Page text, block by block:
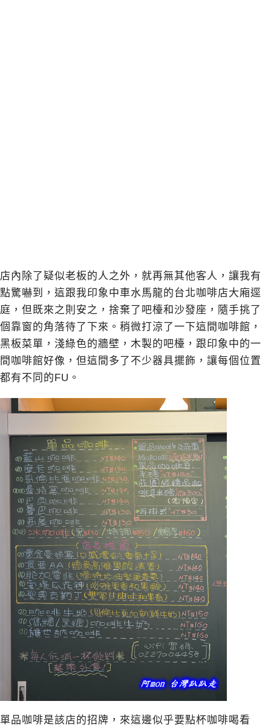
店內除了疑似老板的人之外，就再無其他客人，讓我有
點驚嚇到，這跟我印象中車水馬龍的台北咖啡店大廂逕
庭，但既來之則安之，捨棄了吧檯和沙發座，隨手挑了
個靠窗的角落待了下來。稍微打涼了一下這間咖啡館，
黑板菜單，淺綠色的牆壁，木製的吧檯，跟印象中的一
間咖啡館好像，但這間多了不少器具擺飾，讓每個位置
都有不同的FU。
單品咖啡是該店的招牌，來這邊似乎要點杯咖啡喝看